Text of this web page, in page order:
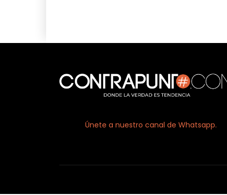
Únete a nuestro canal de Whatsapp.